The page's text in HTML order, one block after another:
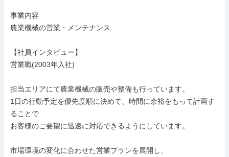
事業内容
農業機械の営業・メンテナンス
【社員インタビュー】
営業職(2003年入社)
担当エリアにて農業機械の販売や整備も行っています。
1日の行動予定を優先度順に決めて、時間に余裕をもって計画す
ることで
お客様のご要望に迅速に対応できるようにしています。
市場環境の変化に合わせた営業プランを展開し、